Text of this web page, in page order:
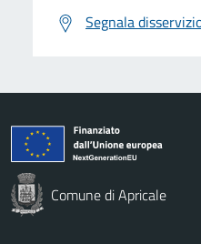
Segnala
Comune di Apricale